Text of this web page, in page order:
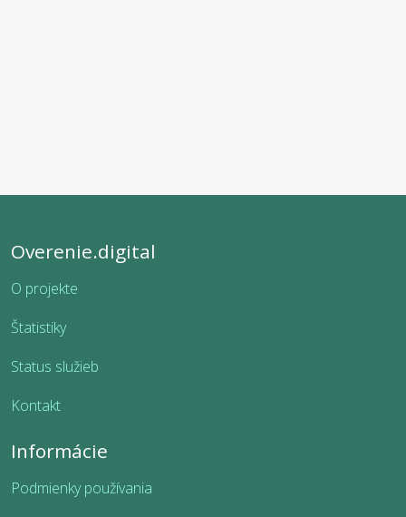
Overenie.digital
O projekte
Štatistiky
Status služieb
Kontakt
Informácie
Podmienky používania